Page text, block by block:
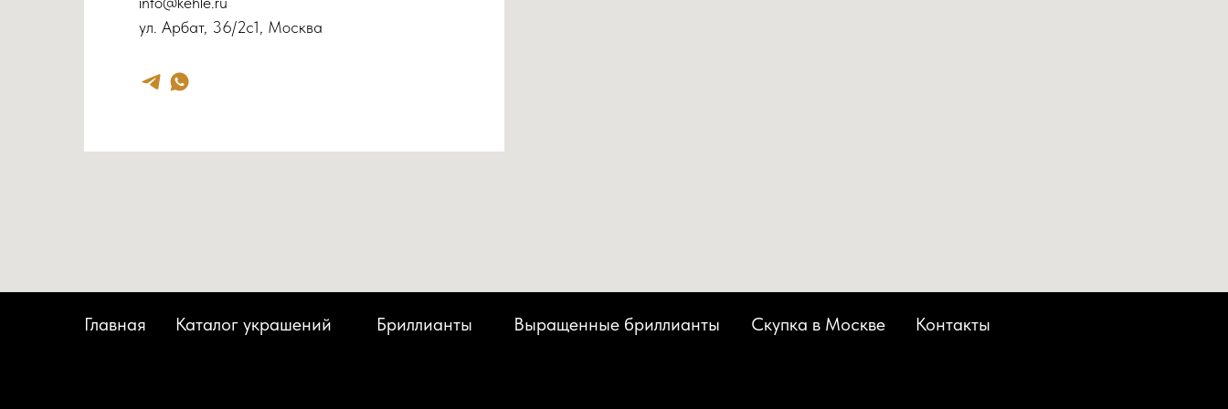
ул. Арбат, 36/2с1, Москва
Главная Каталог украшений Контакты
Скупка в Москве
Выращенные бриллианты
Бриллианты